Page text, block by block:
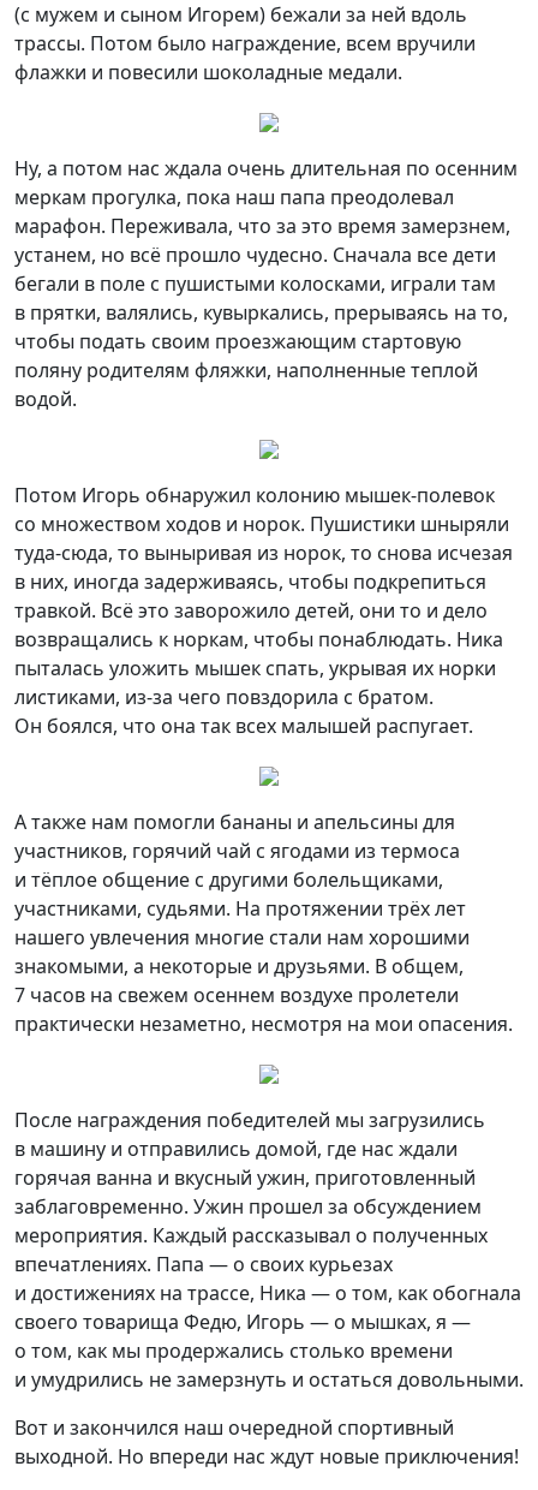
(с мужем и сыном Игорем) бежали за ней вдоль
трассы. Потом было награждение, всем вручили
флажки и повесили шоколадные медали.
Ну, а потом нас ждала очень длительная по осенним
меркам прогулка, пока наш папа преодолевал
марафон. Переживала, что за это время замерзнем,
устанем, но всё прошло чудесно. Сначала все дети
бегали в поле с пушистыми колосками, играли там
в прятки, валялись, кувыркались, прерываясь на то,
чтобы подать своим проезжающим стартовую
поляну родителям фляжки, наполненные теплой
водой.
Потом Игорь обнаружил колонию мышек-полевок
со множеством ходов и норок. Пушистики шныряли
туда-сюда, то выныривая из норок, то снова исчезая
в них, иногда задерживаясь, чтобы подкрепиться
травкой. Всё это заворожило детей, они то и дело
возвращались к норкам, чтобы понаблюдать. Ника
пыталась уложить мышек спать, укрывая их норки
листиками, из-за чего повздорила с братом.
Он боялся, что она так всех малышей распугает.
А также нам помогли бананы и апельсины для
участников, горячий чай с ягодами из термоса
и тёплое общение с другими болельщиками,
участниками, судьями. На протяжении трёх лет
нашего увлечения многие стали нам хорошими
знакомыми, а некоторые и друзьями. В общем,
7 часов на свежем осеннем воздухе пролетели
практически незаметно, несмотря на мои опасения.
После награждения победителей мы загрузились
в машину и отправились домой, где нас ждали
горячая ванна и вкусный ужин, приготовленный
заблаговременно. Ужин прошел за обсуждением
мероприятия. Каждый рассказывал о полученных
впечатлениях. Папа — о своих курьезах
и достижениях на трассе, Ника — о том, как обогнала
своего товарища Федю, Игорь — о мышках, я —
о том, как мы продержались столько времени
и умудрились не замерзнуть и остаться довольными.
Вот и закончился наш очередной спортивный
выходной. Но впереди нас ждут новые приключения!